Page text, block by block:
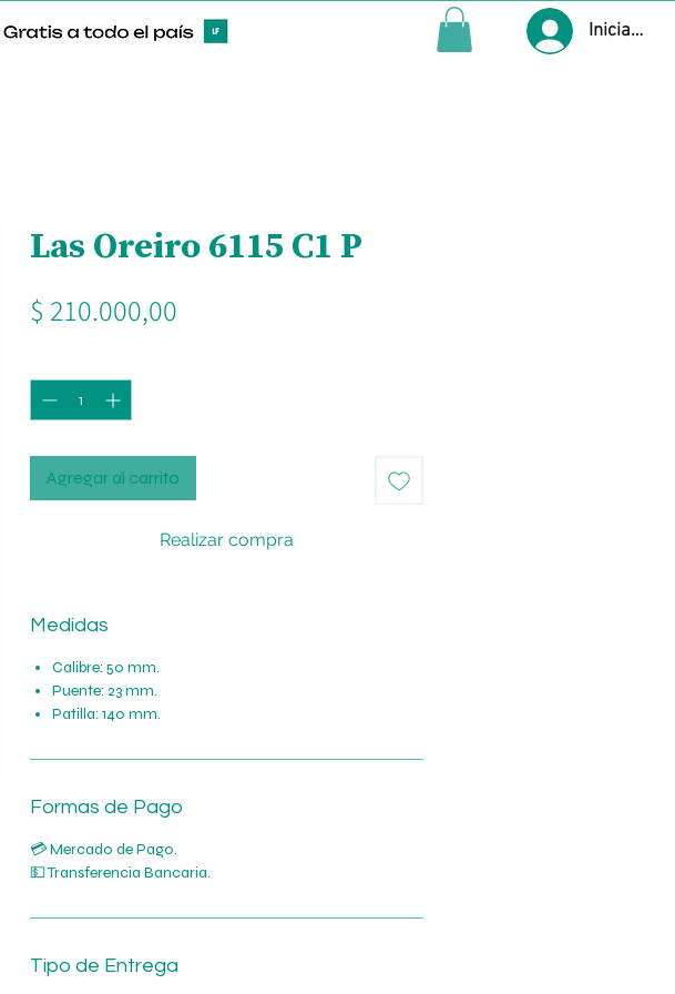
Iniciar
Las Oreiro 6115 C1 P
$ 210.000,00
Agregar al carrito
Realizar compra
Medidas
Calibre: 50 mm.
Puente: 23 mm.
Patilla: 140 mm.
Formas de Pago
💳 Mercado de Pago.
💵 Transferencia Bancaria.
Tipo de Entrega